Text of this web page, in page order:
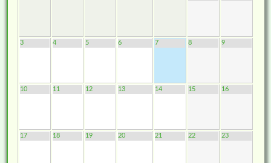
3 4 5 6 7 8 9
10 11 12 13 14 15 16
17 18 19 20 21 22 23